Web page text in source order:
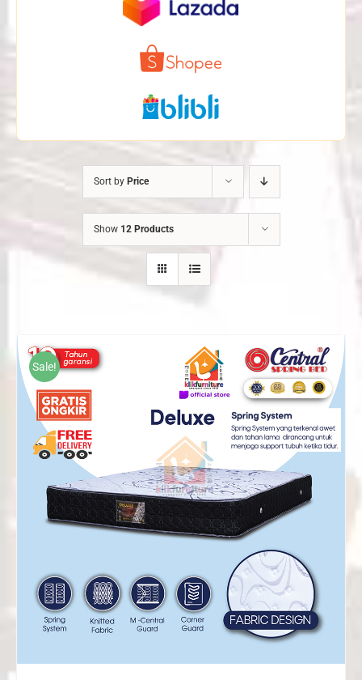
Sort by Price
Show 12 Products
Sale!